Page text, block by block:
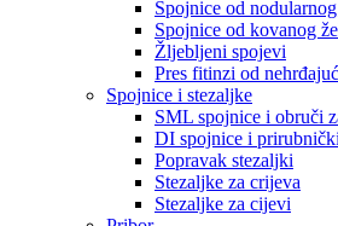
Spojnice od
Spojnice od kovanog
Žljebljeni spojevi
Pres fitinzi od
Spojnice i stezaljke
SML spojnice i obruči
DI spojnice i
Popravak stezaljki
Stezaljke za crijeva
Stezaljke za cijevi